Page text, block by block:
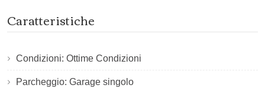
Caratteristiche
Condizioni: Ottime Condizioni
Parcheggio: Garage singolo